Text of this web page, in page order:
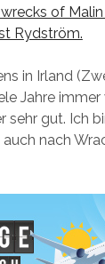
of
Rydström.
in Irland
Jahre
sehr gut. Ich
nach